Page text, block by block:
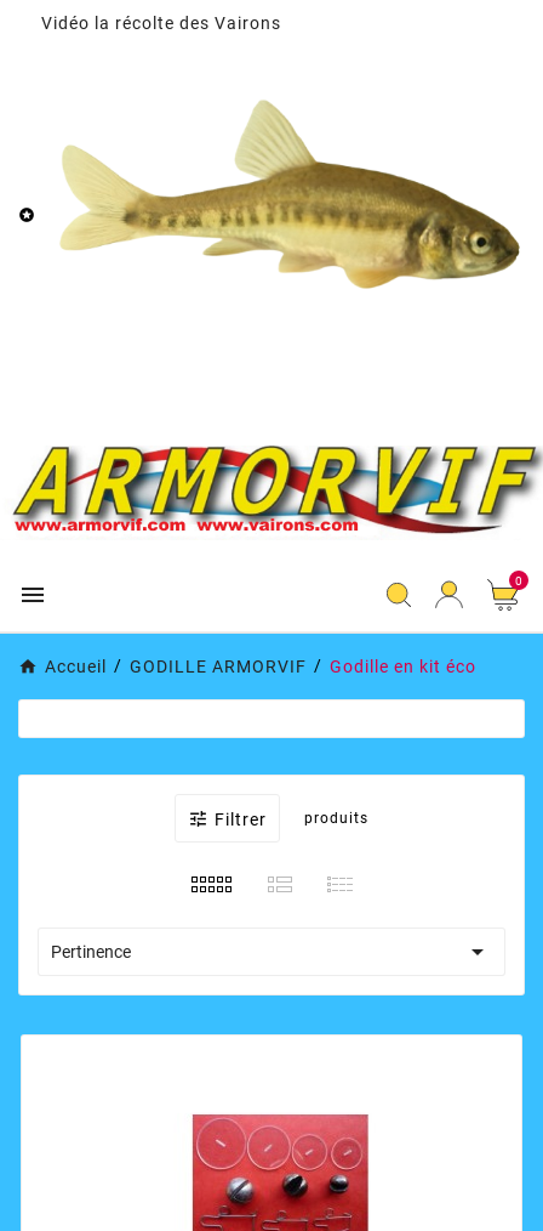

Vidéo la récolte des Vairons
 0
Accueil GODILLE ARMORVIF Godille en kit éco
 Filtrer produits
Pertinence 